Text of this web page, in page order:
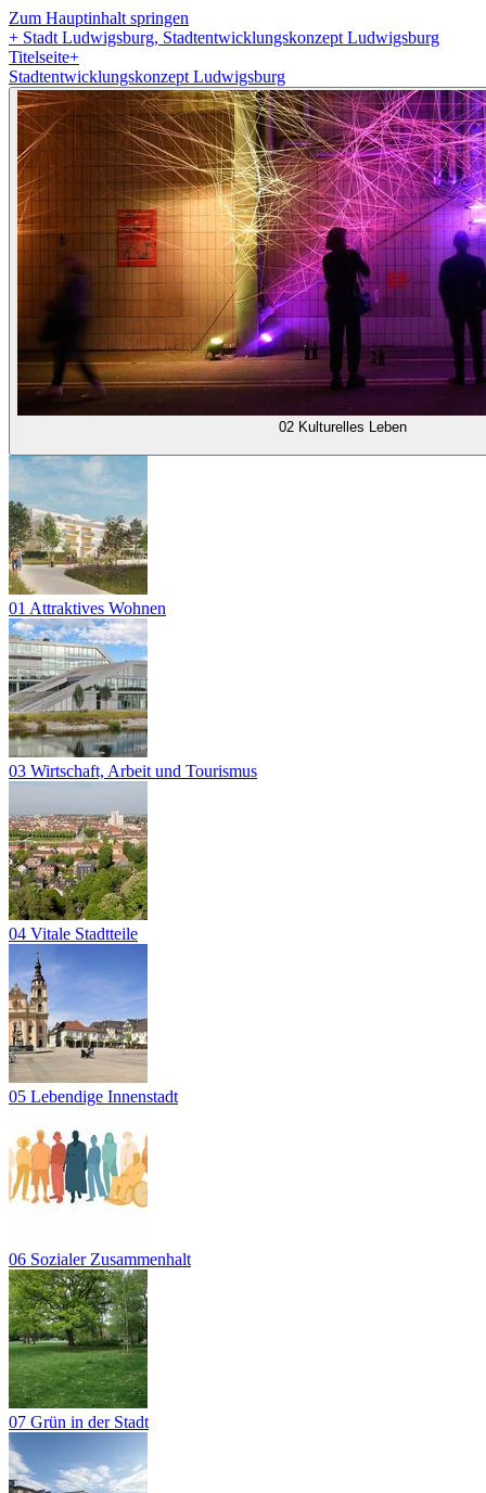
Zum Hauptinhalt springen
+ Stadt Ludwigsburg, Stadtentwicklungskonzept Ludwigsburg
Titelseite+
Stadtentwicklungskonzept Ludwigsburg
02 Kulturelles Leben
01 Attraktives Wohnen
03 Wirtschaft, Arbeit und Tourismus
04 Vitale Stadtteile
05 Lebendige Innenstadt
06 Sozialer Zusammenhalt
07 Grün in der Stadt